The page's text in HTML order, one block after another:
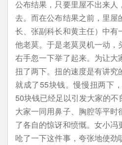
公布结果，只要里屋不出来人
去。而在公布结果之前，里
长、张副科长和黄主任）中有
他老莫。于是老莫灵机一动，
右手忽一下举了起来。为让大
扭了两下。扭的速度是有讲
就成了55块钱。慢慢扭两下
50块钱已经足以引发大家的不
大家一同用鼻子、胸腔等平时
了各自的惊讶和愤慨。女小
呛了一下这件事，夸张地使劲